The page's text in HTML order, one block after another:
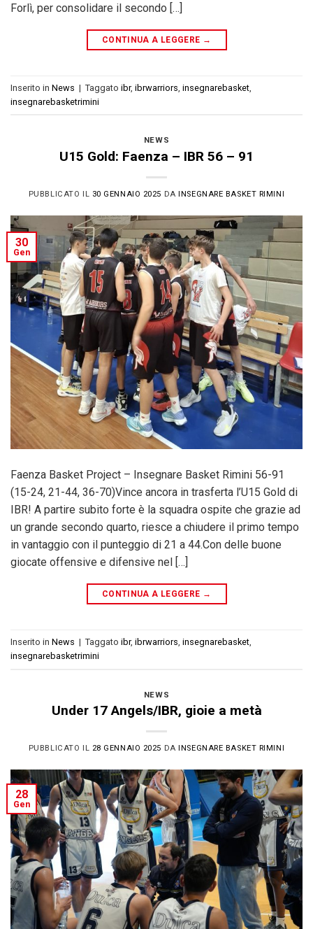
Forlì, per consolidare il secondo […]
CONTINUA A LEGGERE →
Inserito in News | Taggato ibr, ibrwarriors insegnarebasket
insegnarebasketrimini
NEWS
U15 Gold: Faenza – IBR 56 – 91
PUBBLICATO IL 30 GENNAIO 2025 DA INSEGNARE BASKET RIMINI
30
Gen
Faenza Basket Project – Insegnare Basket Rimini 56-91
(15-24, 21-44, 36-70)Vince ancora in trasferta l’U15 Gold di
IBR! A partire subito forte è la squadra ospite che grazie ad
un grande secondo quarto, riesce a chiudere il primo tempo
in vantaggio con il punteggio di 21 a 44.Con delle buone
giocate offensive e difensive nel […]
CONTINUA A LEGGERE →
Inserito in News | Taggato ibr, ibrwarriors insegnarebasket
insegnarebasketrimini
NEWS
Under 17 Angels/IBR, gioie a metà
PUBBLICATO IL 28 GENNAIO 2025 DA INSEGNARE BASKET RIMINI
28
Gen